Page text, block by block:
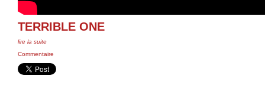
TERRIBLE ONE
lire la suite
Commentaire